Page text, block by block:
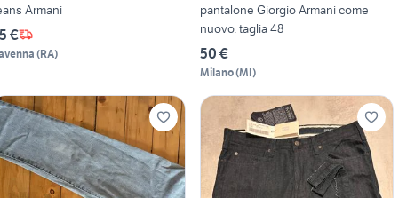
Armani
€
(RA)
pantalone Giorgio Armani come
nuovo. taglia 48
50 €
Milano(MI)